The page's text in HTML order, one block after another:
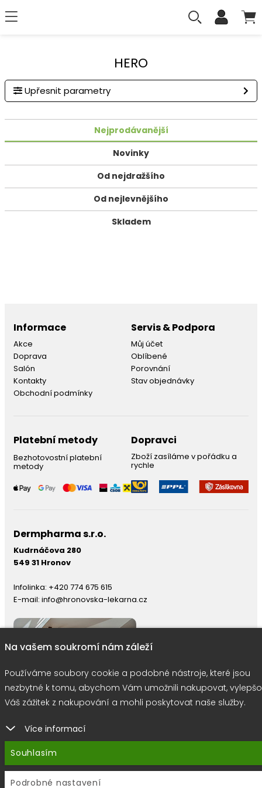
HERO
Upřesnit parametry
Nejprodávanější
Novinky
Od nejdražšího
Od nejlevnějšího
Skladem
Informace
Akce
Doprava
Salón
Kontakty
Obchodní podmínky
Servis & Podpora
Můj účet
Oblíbené
Porovnání
Stav objednávky
Platební metody
Bezhotovostní platební
metody
Dopravci
Zboží zasíláme v pořádku a
rychle
Dermpharma s.r.o.
Kudrnáčova 280
549 31 Hronov
Infolinka: +420 774 675 615
E-mail: info@hronovska-lekarna.cz
© 2026 |
Na vašem soukromí nám záleží
Používáme soubory cookie a podobné nástroje, které jsou
nezbytné k tomu, abychom Vám umožnili nakupovat,
Váš zážitek z nakupování a mohli poskytovat naše služby.
Více informací
Souhlasím
Podrobné nastavení